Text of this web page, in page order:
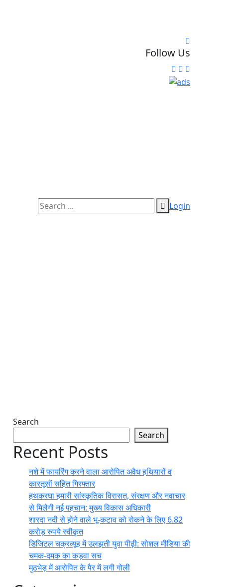
Follow Us
Login
Search
Search
Recent Posts
नशे में फायरिंग करने वाला आरोपित अवैध हथियारों व
कारतूसों सहित गिरफ्तार
हथकरघा हमारी सांस्कृतिक विरासत, संरक्षण और नवाचार
से मिलेगी नई पहचान: मुख्य विकास अधिकारी
शारदा नदी से होने वाले भू-कटाव को रोकने के लिए 6.82
करोड़ रुपये स्वीकृत
डिजिटल चक्रव्यूह में उलझती युवा पीढ़ी: सोशल मीडिया की
चमक-दमक का कड़वा सच
मुठभेड़ में आरोपित के पैर में लगी गोली